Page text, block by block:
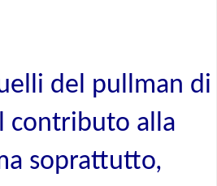
del pullman di
contributo alla
soprattutto,